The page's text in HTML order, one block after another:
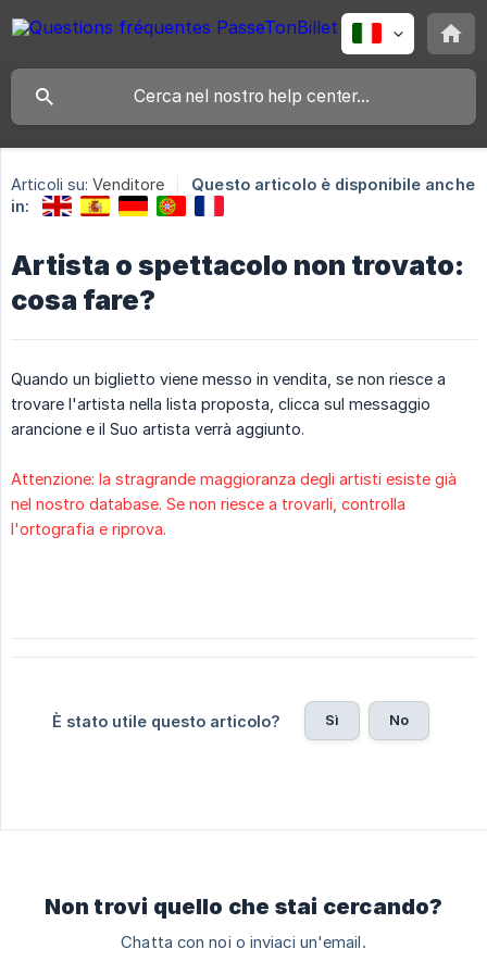
Articoli su: Venditore
Questo articolo è disponibile anche
in:
Artista o spettacolo non trovato:
cosa fare?
Quando un biglietto viene messo in vendita, se non riesce a
trovare l'artista nella lista proposta, clicca sul messaggio
arancione e il Suo artista verrà aggiunto.
Attenzione: la stragrande maggioranza degli artisti esiste già
nel nostro database. Se non riesce a trovarli, controlla
l'ortografia e riprova.
È stato utile questo articolo? Sì No
Non trovi quello che stai cercando?
Chatta con noi o inviaci un'email.